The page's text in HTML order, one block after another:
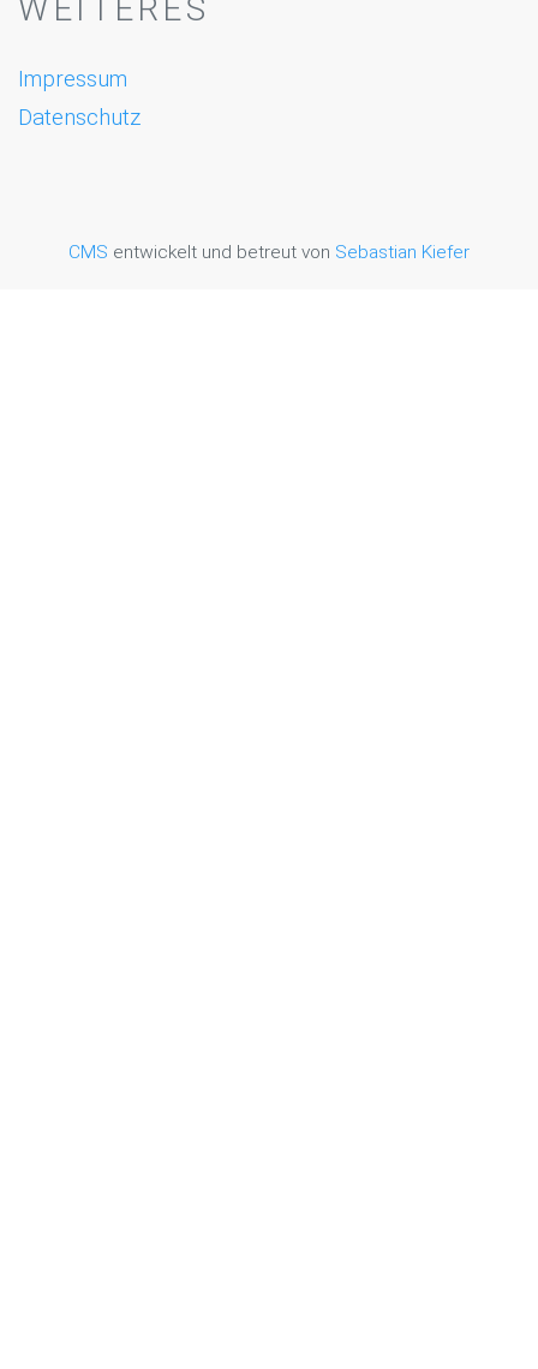
WEITERES
Impressum
Datenschutz
CMS entwickelt und betreut von Sebastian Kiefer